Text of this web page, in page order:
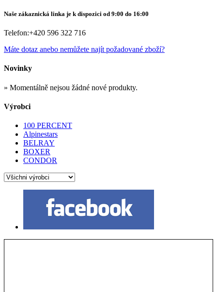
Naše zákaznická linka je k dispozici od 9:00 do 16:00
Telefon:+420 596 322 716
Máte dotaz anebo nemůžete najít požadované zboží?
Novinky
» Momentálně nejsou žádné nové produkty.
Výrobci
100 PERCENT
Alpinestars
BELRAY
BOXER
CONDOR